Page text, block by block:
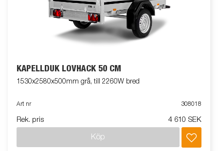
KAPELLDUK LÖVHÄCK 50 CM
1530x2580x500mm grå, till 2260W bred
Art nr 308018
Rek. pris 4 610 SEK
Köp